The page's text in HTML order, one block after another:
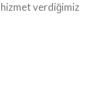
verdiğimiz